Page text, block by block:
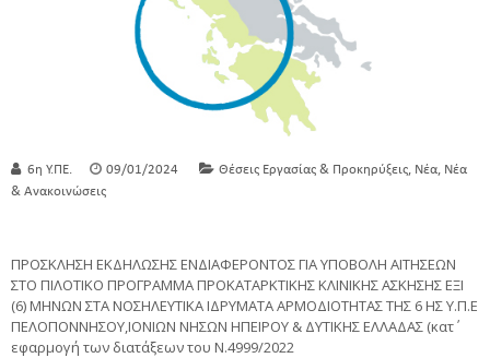
6η Υ.ΠΕ. 09/01/2024 Θέσεις Εργασίας & Προκηρύξεις, Νέα, Νέα
& Ανακοινώσεις
ΠΡΟΣΚΛΗΣΗ ΕΚΔΗΛΩΣΗΣ ΕΝΔΙΑΦΕΡΟΝΤΟΣ ΓΙΑ ΥΠΟΒΟΛΗ ΑΙΤΗΣΕΩΝ
ΣΤΟ ΠΙΛΟΤΙΚΟ ΠΡΟΓΡΑΜΜΑ ΠΡΟΚΑΤΑΡΚΤΙΚΗΣ ΚΛΙΝΙΚΗΣ ΑΣΚΗΣΗΣ ΕΞΙ
(6) ΜΗΝΩΝ ΣΤΑ ΝΟΣΗΛΕΥΤΙΚΑ ΙΔΡΥΜΑΤΑ ΑΡΜΟΔΙΟΤΗΤΑΣ ΤΗΣ 6 ΗΣ Υ.Π.Ε
ΠΕΛΟΠΟΝΝΗΣΟΥ,ΙΟΝΙΩΝ ΝΗΣΩΝ ΗΠΕΙΡΟΥ & ΔΥΤΙΚΗΣ ΕΛΛΑΔΑΣ (κατ΄
εφαρμογή των διατάξεων του Ν.4999/2022